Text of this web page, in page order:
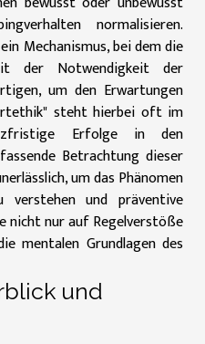
normalisieren.
Mechanismus, bei dem die
der Notwendigkeit der
um den Erwartungen
steht hierbei oft im
Erfolge in den
Betrachtung dieser
um das Phänomen
und präventive
nicht nur auf Regelverstöße
mentalen Grundlagen des
und